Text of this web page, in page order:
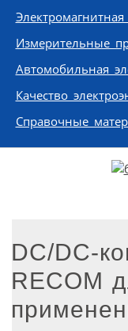
Измерительные
Автомобильная
Качество
Справочные
DC/DC-
RECOM